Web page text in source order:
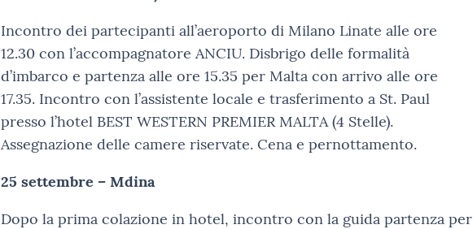
Incontro dei partecipanti all’aeroporto di Milano Linate alle ore
12.30 con l’accompagnatore ANCIU. Disbrigo delle formalità
d’imbarco e partenza alle ore 15.35 per Malta con arrivo alle ore
17.35. Incontro con l’assistente locale e trasferimento a St. Paul
presso l’hotel BEST WESTERN PREMIER MALTA (4 Stelle).
Assegnazione delle camere riservate. Cena e pernottamento.
25 settembre – Mdina
Dopo la prima colazione in hotel, incontro con la guida partenza per